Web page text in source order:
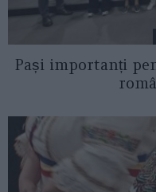
Pași importanți